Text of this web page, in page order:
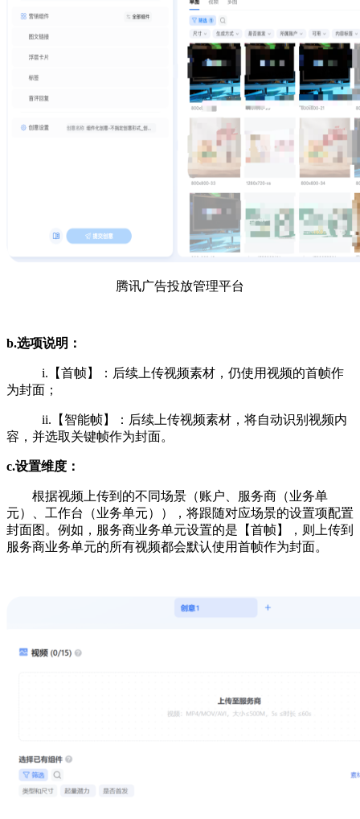
腾讯广告投放管理平台
b.选项说明：
i.【首帧】：后续上传视频素材，仍使用视频的首帧作
为封面；
ii.【智能帧】：后续上传视频素材，将自动识别视频内
容，并选取关键帧作为封面。
c.设置维度：
根据视频上传到的不同场景（账户、服务商（业务单
元）、工作台（业务单元）），将跟随对应场景的设置项配置
封面图。例如，服务商业务单元设置的是【首帧】，则上传到
服务商业务单元的所有视频都会默认使用首帧作为封面。